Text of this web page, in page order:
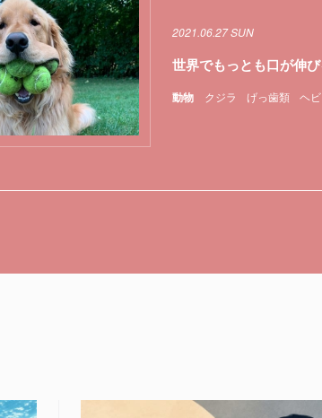
動物 クジラ げっ歯類 ヘビ
2021.06.27 SUN
世界でもっとも口が伸